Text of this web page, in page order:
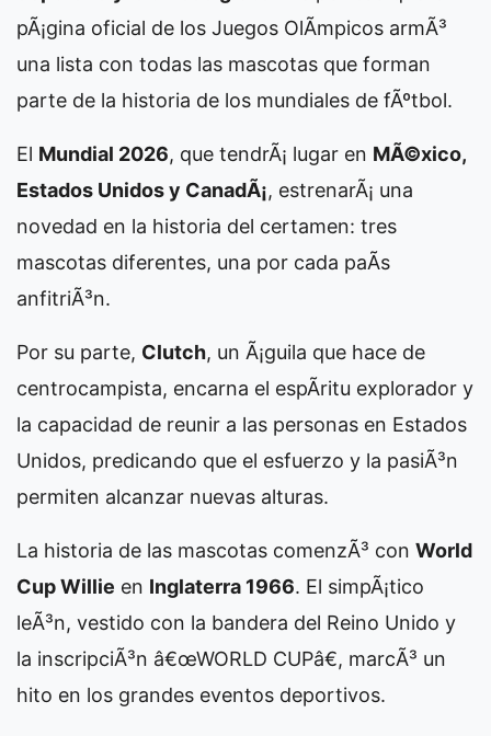
pÃ¡gina oficial de los Juegos OlÃ­mpicos armÃ³
una lista con todas las mascotas que forman
parte de la historia de los mundiales de fÃºtbol.
El Mundial 2026, que tendrÃ¡ lugar en MÃ©xico,
Estados Unidos y CanadÃ¡, estrenarÃ¡ una
novedad en la historia del certamen: tres
mascotas diferentes, una por cada paÃ­s
anfitriÃ³n.
Por su parte, Clutch, un Ã¡guila que hace de
centrocampista, encarna el espÃ­ritu explorador y
la capacidad de reunir a las personas en Estados
Unidos, predicando que el esfuerzo y la pasiÃ³n
permiten alcanzar nuevas alturas.
La historia de las mascotas comenzÃ³ con World
Cup Willie en Inglaterra 1966. El simpÃ¡tico
leÃ³n, vestido con la bandera del Reino Unido y
la inscripciÃ³n â€œWORLD CUPâ€, marcÃ³ un
hito en los grandes eventos deportivos.